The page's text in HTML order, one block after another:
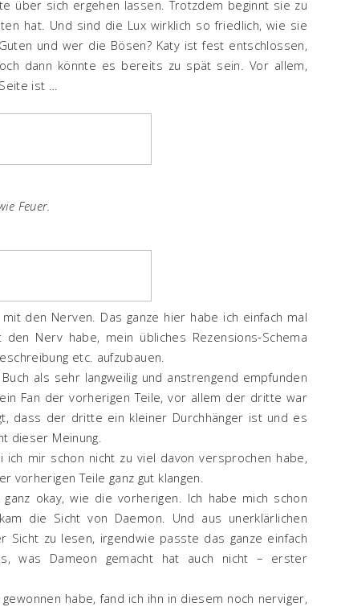
über sich ergehen lassen. Trotzdem beginnt sie zu
hat. Und sind die Lux wirklich so friedlich, wie sie
und wer die Bösen? Katy ist fest entschlossen,
dann könnte es bereits zu spät sein. Vor allem,
ist …
Feuer.
den Nerven. Das ganze hier habe ich einfach mal
Nerv habe, mein übliches Rezensions-Schema
etc. aufzubauen.
als sehr langweilig und anstrengend empfunden
Fan der vorherigen Teile, vor allem der dritte war
dass der dritte ein kleiner Durchhänger ist und es
dieser Meinung.
ich mir schon nicht zu viel davon versprochen habe,
vorherigen Teile ganz gut klangen.
okay, wie die vorherigen. Ich habe mich schon
die Sicht von Daemon. Und aus unerklärlichen
zu lesen, irgendwie passte das ganze einfach
was Dameon gemacht hat auch nicht – erster
habe, fand ich ihn in diesem noch nerviger,